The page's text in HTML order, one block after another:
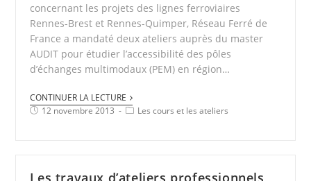
concernant les projets des lignes ferroviaires
Rennes-Brest et Rennes-Quimper, Réseau Ferré de
France a mandaté deux ateliers auprès du master
AUDIT pour étudier l’accessibilité des pôles
d’échanges multimodaux (PEM) en région…
CONTINUER LA LECTURE
12 novembre 2013
Les cours et les ateliers
Les travaux d’ateliers professionnels